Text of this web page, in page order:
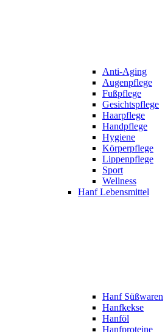
Anti-Aging
Augenpflege
Fußpflege
Gesichtspflege
Haarpflege
Handpflege
Hygiene
Körperpflege
Lippenpflege
Sport
Wellness
Hanf Lebensmittel
Hanf Süßwaren
Hanfkekse
Hanföl
Hanfproteine